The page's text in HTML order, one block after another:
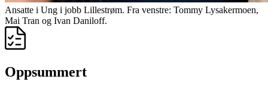
Ansatte i Ung i jobb Lillestrøm. Fra venstre: Tommy Lysakermoen,
Mai Tran og Ivan Daniloff.
Oppsummert